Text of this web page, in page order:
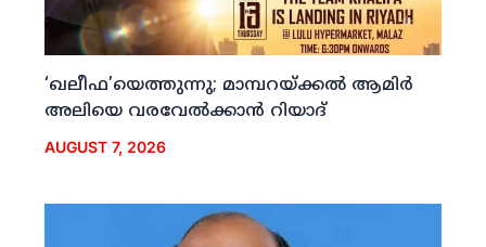
‘ഖലീഫ’യെത്തുന്നു; മാമ്പറയ്ക്കല്‍ ആമിര്‍
അലിയെ വരവേല്‍ക്കാന്‍ റിയാദ്
AUGUST 7, 2026